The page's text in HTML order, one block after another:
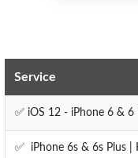
Service
✅ iOS 12 - iPhone 6 & 6
✅ iPhone 6s & 6s Plus |